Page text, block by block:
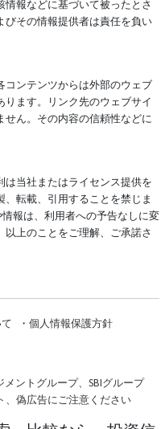
報などに基づいて被ったとさ
その情報提供者は責任を負い
コンテンツからは外部のウェブ
ます。リンク先のウェブサイ
せん。その内容の信頼性などに
当社またはライセンス提供を
転載、引用することを禁じま
報は、利用者への予告なしに変
上のことをご理解、ご承諾さ
・ 個人情報保護方針
ントグループ、SBIグループ
、偽広告にご注意ください